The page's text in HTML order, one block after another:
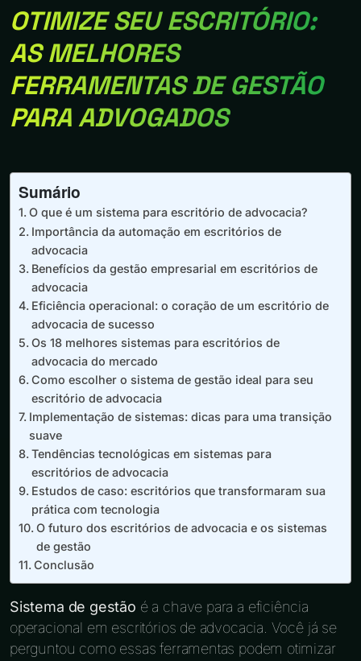
OTIMIZE SEU ESCRITÓRIO:
AS MELHORES
FERRAMENTAS DE GESTÃO
PARA ADVOGADOS
Sumário
O que é um sistema para escritório de advocacia?
Importância da automação em escritórios de
advocacia
Benefícios da gestão empresarial em escritórios de
advocacia
Eficiência operacional: o coração de um escritório de
advocacia de sucesso
Os 18 melhores sistemas para escritórios de
advocacia do mercado
Como escolher o sistema de gestão ideal para seu
escritório de advocacia
Implementação de sistemas: dicas para uma transição
suave
Tendências tecnológicas em sistemas para
escritórios de advocacia
Estudos de caso: escritórios que transformaram sua
prática com tecnologia
O futuro dos escritórios de advocacia e os sistemas
de gestão
Conclusão
Sistema de gestão é a chave para a eficiência
operacional em escritórios de advocacia. Você já se
perguntou como essas ferramentas podem otimizar